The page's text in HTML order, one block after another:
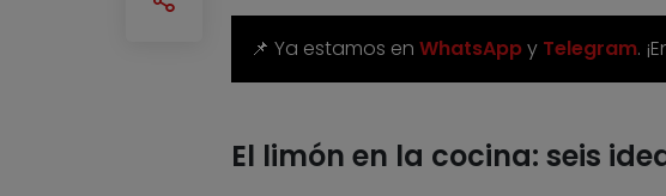
📌 Ya estamos en WhatsAppy Telegram.
El limón en la cocina: seis